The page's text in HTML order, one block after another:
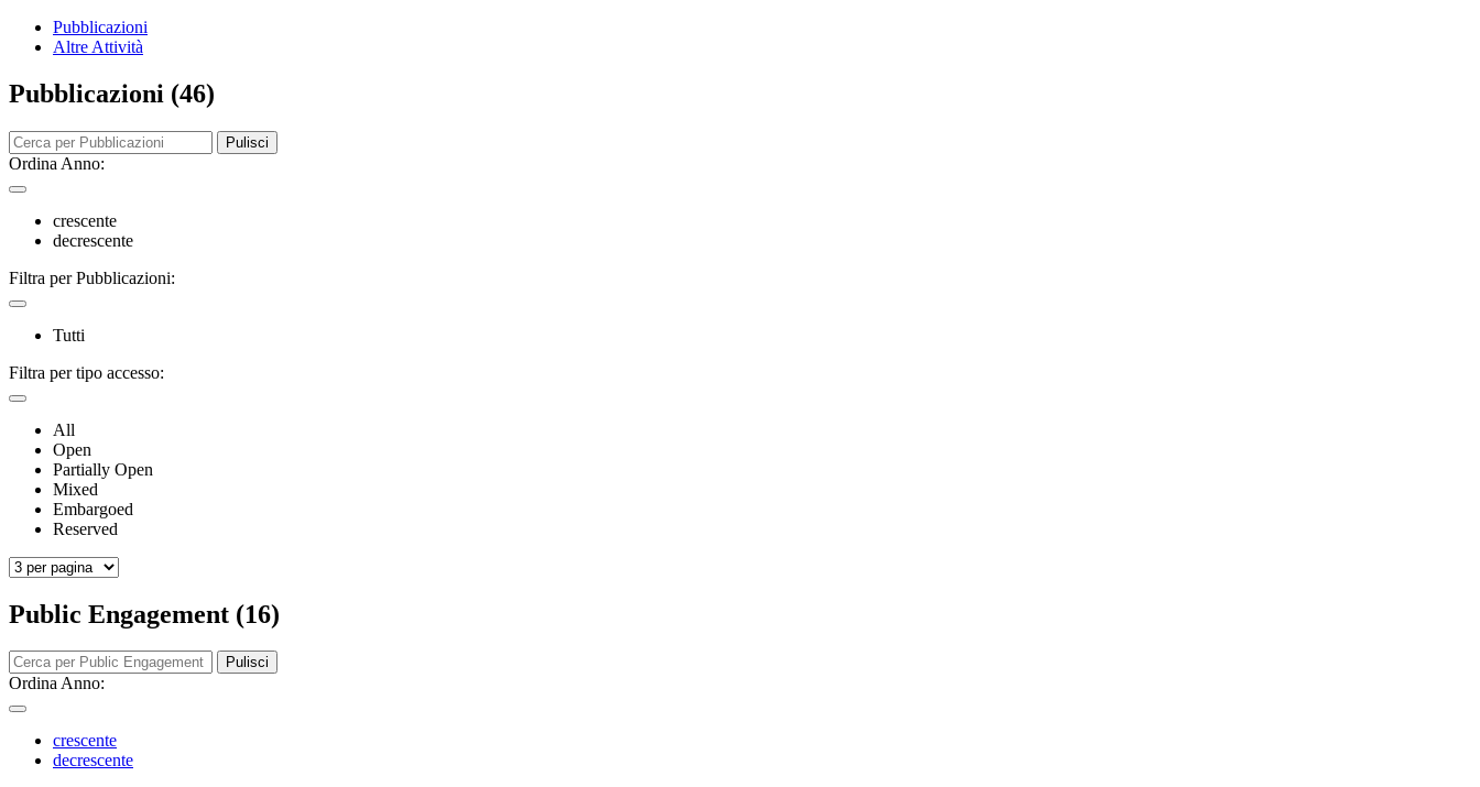
Pubblicazioni
Altre Attività
Pubblicazioni (46)
Pulisci
Ordina Anno:
crescente
decrescente
Filtra per Pubblicazioni:
Tutti
Filtra per tipo accesso:
All
Open
Partially Open
Mixed
Embargoed
Reserved
Public Engagement (16)
Pulisci
Ordina Anno:
crescente
decrescente